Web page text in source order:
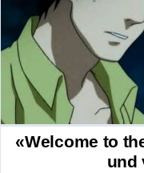
«Welcome to
und